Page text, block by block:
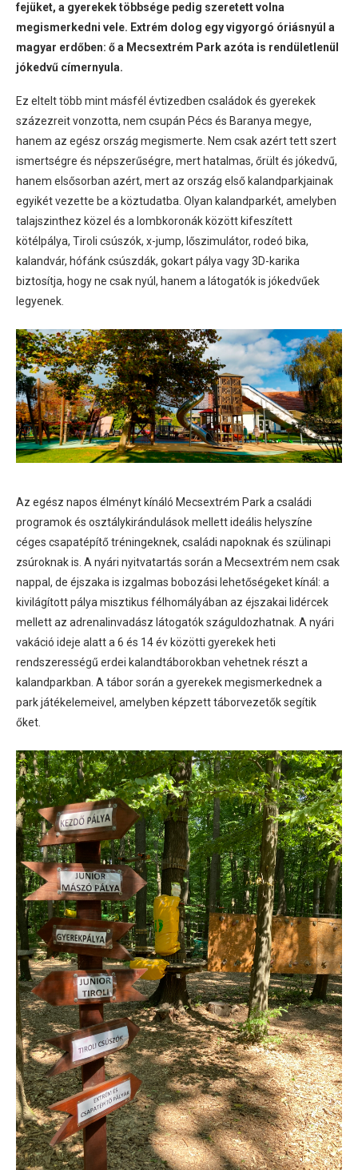
fejüket, a gyerekek többsége pedig szeretett volna
megismerkedni vele. Extrém dolog egy vigyorgó óriásnyúl a
magyar erdőben: ő a Mecsextrém Park azóta is rendületlenül
jókedvű címernyula.
Ez eltelt több mint másfél évtizedben családok és gyerekek
százezreit vonzotta, nem csupán Pécs és Baranya megye,
hanem az egész ország megismerte. Nem csak azért tett szert
ismertségre és népszerűségre, mert hatalmas, őrült és jókedvű,
hanem elsősorban azért, mert az ország első kalandparkjainak
egyikét vezette be a köztudatba. Olyan kalandparkét, amelyben
talajszinthez közel és a lombkoronák között kifeszített
kötélpálya, Tiroli csúszók, x-jump, lőszimulátor, rodeó bika,
kalandvár, hófánk csúszdák, gokart pálya vagy 3D-karika
biztosítja, hogy ne csak nyúl, hanem a látogatók is jókedvűek
legyenek.
Az egész napos élményt kínáló Mecsextrém Park a családi
programok és osztálykirándulások mellett ideális helyszíne
céges csapatépítő tréningeknek, családi napoknak és szülinapi
zsúroknak is. A nyári nyitvatartás során a Mecsextrém nem csak
nappal, de éjszaka is izgalmas bobozási lehetőségeket kínál: a
kivilágított pálya misztikus félhomályában az éjszakai lidércek
mellett az adrenalinvadász látogatók száguldozhatnak. A nyári
vakáció ideje alatt a 6 és 14 év közötti gyerekek heti
rendszerességű erdei kalandtáborokban vehetnek részt a
kalandparkban. A tábor során a gyerekek megismerkednek a
park játékelemeivel, amelyben képzett táborvezetők segítik
őket.